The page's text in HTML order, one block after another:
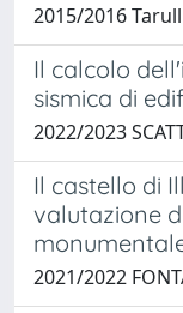
2015/2016
Il calcolo
sismica di
2022/2023
Il castello di
valutazione
2021/2022